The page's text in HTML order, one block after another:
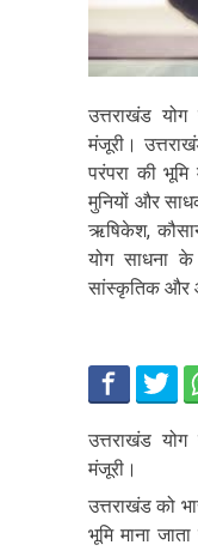
उत्तराखंड
मंजूरी।
परंपरा की
मुनियों और
ऋषिकेश,
योग साधना
सांस्कृतिक और
उत्तराखंड
मंजूरी।
उत्तराखंड को
भूमि माना